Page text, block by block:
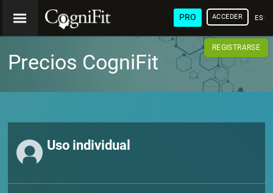
PRO ACCEDER
REGISTRARSE
Precios CogniFit
Uso individual